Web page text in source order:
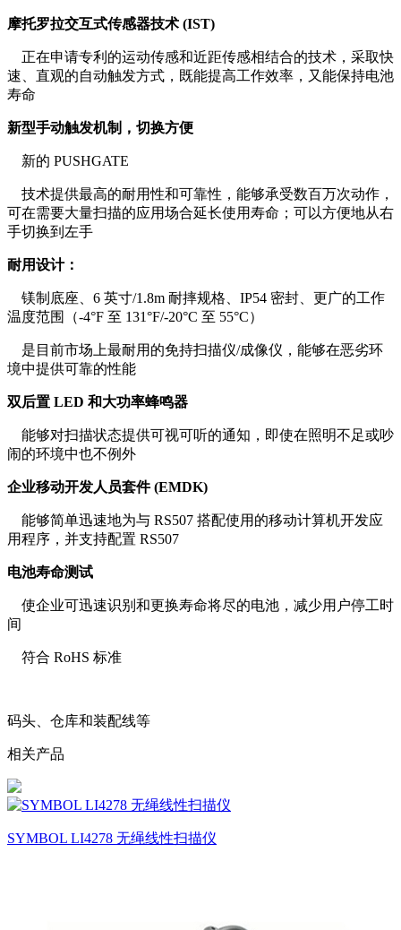
摩托罗拉交互式传感器技术 (IST)
正在申请专利的运动传感和近距传感相结合的技术，采取快
速、直观的自动触发方式，既能提高工作效率，又能保持电池
寿命
新型手动触发机制，切换方便
新的 PUSHGATE
技术提供最高的耐用性和可靠性，能够承受数百万次动作，
可在需要大量扫描的应用场合延长使用寿命；可以方便地从右
手切换到左手
耐用设计：
镁制底座、6 英寸/1.8m 耐摔规格、IP54 密封、更广的工作
温度范围（-4°F 至 131°F/-20°C 至 55°C）
是目前市场上最耐用的免持扫描仪/成像仪，能够在恶劣环
境中提供可靠的性能
双后置 LED 和大功率蜂鸣器
能够对扫描状态提供可视可听的通知，即使在照明不足或吵
闹的环境中也不例外
企业移动开发人员套件 (EMDK)
能够简单迅速地为与 RS507 搭配使用的移动计算机开发应
用程序，并支持配置 RS507
电池寿命测试
使企业可迅速识别和更换寿命将尽的电池，减少用户停工时
间
符合 RoHS 标准
码头、仓库和装配线等
相关产品
SYMBOL LI4278 无绳线性扫描仪